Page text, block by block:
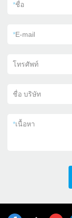
*ชื่อ
*E-mail
โทรศัพท์
ชื่อ บริษัท
*เนื้อหา